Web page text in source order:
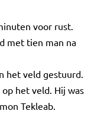
voor rust.
met tien man na
het veld gestuurd.
het veld. Hij was
Tekleab.